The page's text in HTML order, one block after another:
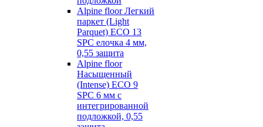
Alpine floor Легкий
паркет (Light
Parquet) ECO 13
SPC елочка 4 мм,
0,55 защита
Alpine floor
Насыщенный
(Intense) ECO 9
SPC 6 мм с
интегрированной
подложкой, 0,55